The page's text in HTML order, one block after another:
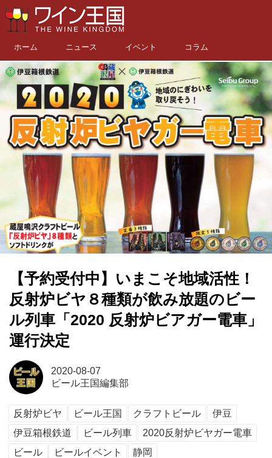
ホーム ニュース イベント コラム
【予約受付中】いまこそ地域活性！
反射炉ビヤ８種類が飲み放題のビー
ル列車「2020 反射炉ビアガー電車」
運行決定
2020-08-07
ビール王国編集部
反射炉ビヤ ビール王国 クラフトビール
伊豆
伊豆箱根鉄道
ビール列車
2020反射炉ビヤガー電車
ビール
ビールイベント 静岡